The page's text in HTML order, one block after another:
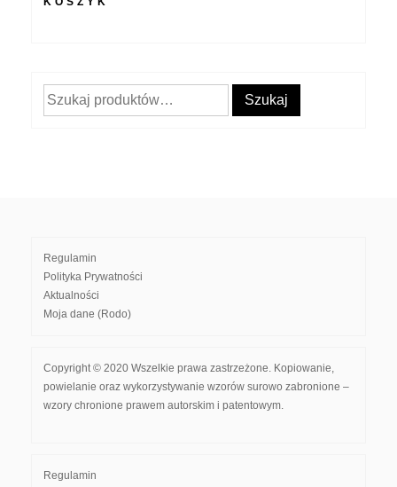
Szukaj: Szukaj
Regulamin
Polityka Prywatności
Aktualności
Moja dane (Rodo)
Copyright © 2020 Wszelkie prawa zastrzeżone. Kopiowanie,
powielanie oraz wykorzystywanie wzorów surowo zabronione –
wzory chronione prawem autorskim i patentowym.
Regulamin